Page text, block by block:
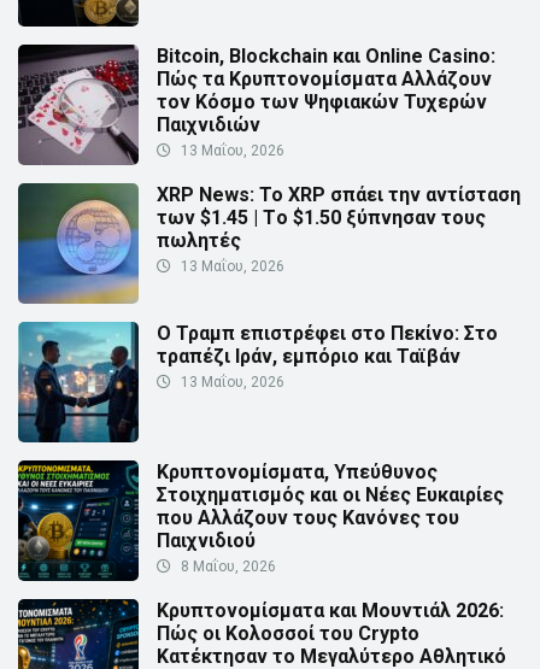
Bitcoin, Blockchain και Online Casino:
Πώς τα Κρυπτονομίσματα Αλλάζουν
τον Κόσμο των Ψηφιακών Τυχερών
Παιχνιδιών
13 Μαΐου, 2026
XRP News: Το XRP σπάει την αντίσταση
των $1.45 | Τo $1.50 ξύπνησαν τους
πωλητές
13 Μαΐου, 2026
Ο Τραμπ επιστρέφει στο Πεκίνο: Στο
τραπέζι Ιράν, εμπόριο και Ταϊβάν
13 Μαΐου, 2026
Κρυπτονομίσματα, Υπεύθυνος
Στοιχηματισμός και οι Νέες Ευκαιρίες
που Αλλάζουν τους Κανόνες του
Παιχνιδιού
8 Μαΐου, 2026
Κρυπτονομίσματα και Μουντιάλ 2026:
Πώς οι Κολοσσοί του Crypto
Κατέκτησαν το Μεγαλύτερο Αθλητικό